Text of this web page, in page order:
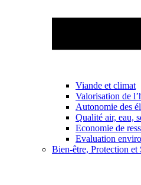
Viande et climat
Valorisation de
Autonomie des
Qualité air, eau,
Economie de
Evaluation
Bien-être, Protection et